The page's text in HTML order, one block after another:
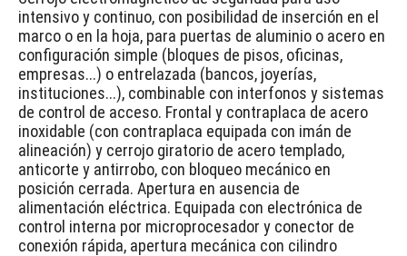
intensivo y continuo, con posibilidad de inserción en el
marco o en la hoja, para puertas de aluminio o acero en
configuración simple (bloques de pisos, oficinas,
empresas...) o entrelazada (bancos, joyerías,
instituciones...), combinable con interfonos y sistemas
de control de acceso. Frontal y contraplaca de acero
inoxidable (con contraplaca equipada con imán de
alineación) y cerrojo giratorio de acero templado,
anticorte y antirrobo, con bloqueo mecánico en
posición cerrada. Apertura en ausencia de
alimentación eléctrica. Equipada con electrónica de
control interna por microprocesador y conector de
conexión rápida, apertura mecánica con cilindro